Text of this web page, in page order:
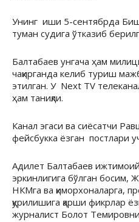
Унинг иши 5-сентябрда
туман судига ўтказиб
Балтабаев унгача ҳам
чақирганда келиб туриш
этилган. У Next TV
ҳам таниқли.
Канал эгаси ва сиёсатчи
фейсбукка ёзган постлари
Адилет Балтабаев ижтимоий
эркинлигига бўлган босим,
НКМга ва қиморхоналарга,
қурилишига қарши фикрлар
журналист Болот Темировни